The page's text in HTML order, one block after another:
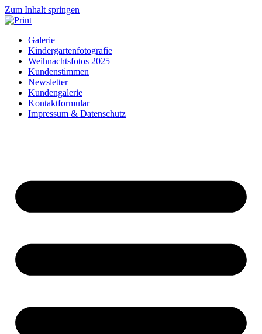
Zum Inhalt springen
Galerie
Kindergartenfotografie
Weihnachtsfotos 2025
Kundenstimmen
Newsletter
Kundengalerie
Kontaktformular
Impressum & Datenschutz